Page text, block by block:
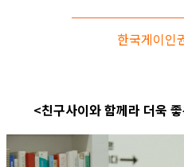
한국게이인
<친구사이와 함께라 더욱